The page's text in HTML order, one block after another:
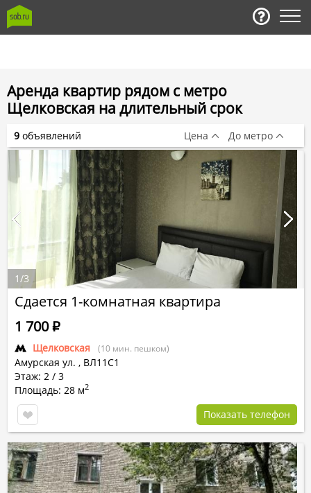
Аренда квартир рядом с метро
Щелковская на длительный срок
Сдается 1-комнатная квартира
Щелковская (10 мин. пешком)
Амурская ул. , ВЛ11С1
Этаж: 2 / 3
Площадь: 28 м2
1 700Р
Показать телефон
1/3
9 объявлений Цена До метро